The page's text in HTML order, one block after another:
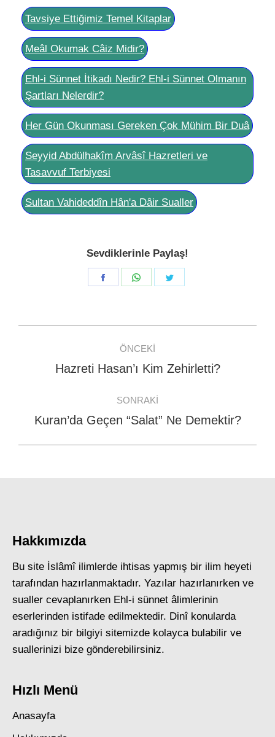
Tavsiye Ettiğimiz Temel Kitaplar
Meâl Okumak Câiz Midir?
Ehl-i Sünnet İtikadı Nedir? Ehl-i Sünnet Olmanın
Şartları Nelerdir?
Her Gün Okunması Gereken Çok Mühim Bir Duâ
Seyyid Abdülhakîm Arvâsî Hazretleri ve
Tasavvuf Terbiyesi
Sultan Vahideddîn Hân'a Dâir Sualler
Sevdiklerinle Paylaş!
Share
Share
navigation
ÖNCEKI
Previous
Hazreti Hasan’ı Kim Zehirletti?
SONRAKI
Next
Kuran’da Geçen “Salat” Ne Demektir?
Hakkımızda
Bu site İslâmî ilimlerde ihtisas yapmış bir ilim heyeti
tarafından hazırlanmaktadır. Yazılar hazırlanırken ve
sualler cevaplanırken Ehl-i sünnet âlimlerinin
eserlerinden istifade edilmektedir. Dinî konularda
aradığınız bir bilgiyi sitemizde kolayca bulabilir ve
suallerinizi bize gönderebilirsiniz.
Hızlı Menü
Anasayfa